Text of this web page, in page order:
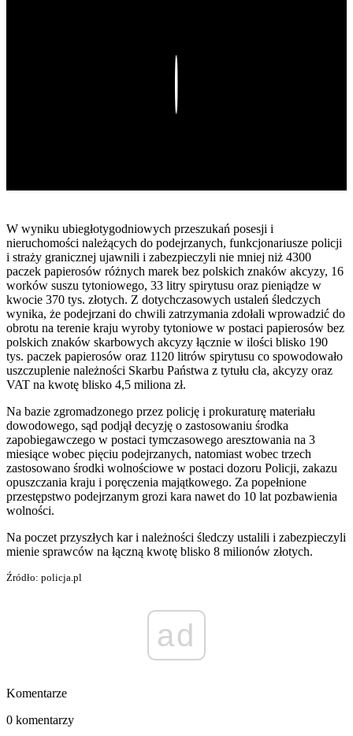
W wyniku ubiegłotygodniowych przeszukań posesji i
nieruchomości należących do podejrzanych, funkcjonariusze policji
i straży granicznej ujawnili i zabezpieczyli nie mniej niż 4300
paczek papierosów różnych marek bez polskich znaków akcyzy, 16
worków suszu tytoniowego, 33 litry spirytusu oraz pieniądze w
kwocie 370 tys. złotych. Z dotychczasowych ustaleń śledczych
wynika, że podejrzani do chwili zatrzymania zdołali wprowadzić do
obrotu na terenie kraju wyroby tytoniowe w postaci papierosów bez
polskich znaków skarbowych akcyzy łącznie w ilości blisko 190
tys. paczek papierosów oraz 1120 litrów spirytusu co spowodowało
uszczuplenie należności Skarbu Państwa z tytułu cła, akcyzy oraz
VAT na kwotę blisko 4,5 miliona zł.
Na bazie zgromadzonego przez policję i prokuraturę materiału
dowodowego, sąd podjął decyzję o zastosowaniu środka
zapobiegawczego w postaci tymczasowego aresztowania na 3
miesiące wobec pięciu podejrzanych, natomiast wobec trzech
zastosowano środki wolnościowe w postaci dozoru Policji, zakazu
opuszczania kraju i poręczenia majątkowego. Za popełnione
przestępstwo podejrzanym grozi kara nawet do 10 lat pozbawienia
wolności.
Na poczet przyszłych kar i należności śledczy ustalili i zabezpieczyli
mienie sprawców na łączną kwotę blisko 8 milionów złotych.
Źródło: policja.pl
ad
Komentarze
0 komentarzy